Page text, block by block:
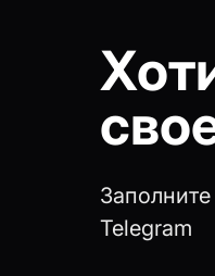
Telegram